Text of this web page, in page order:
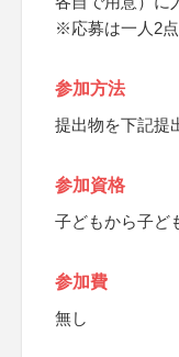
※応募は一人2
参加方法
提出物を下記提
参加資格
子どもから子ど
参加費
無し